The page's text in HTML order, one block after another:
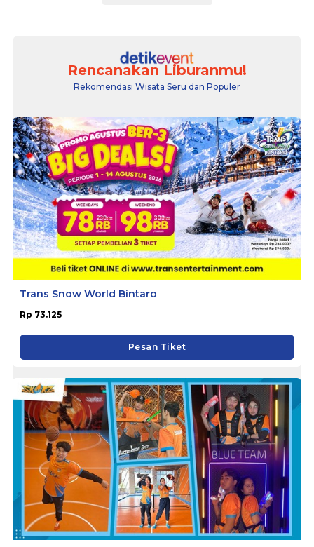
Rencanakan Liburanmu!
Rekomendasi Wisata Seru dan Populer
Trans Snow World Bintaro
Rp 73.125
Pesan Tiket